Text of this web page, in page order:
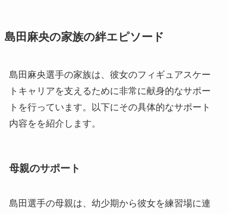
島田麻央の家族の絆エピソード
島田麻央選手の家族は、彼女のフィギュアスケー
トキャリアを支えるために非常に献身的なサポー
トを行っています。以下にその具体的なサポート
内容をを紹介します。
母親のサポート
島田選手の母親は、幼少期から彼女を練習場に連